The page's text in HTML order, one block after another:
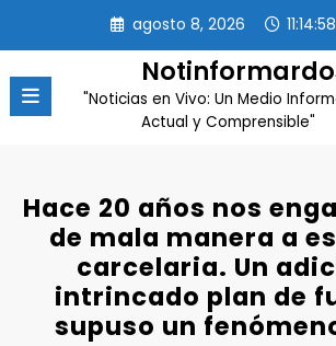
contenido
agosto 8, 2026
"Noticias en Vivo: Un Medio
Actual y Comprensible"
Hace 20 años nos
de mala manera a
carcelaria. Un
intrincado plan de
supuso un